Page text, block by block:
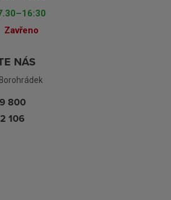
Zavřeno
NÁS
800
106